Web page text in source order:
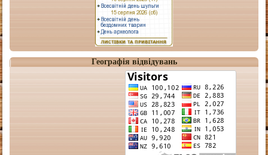
Географія відвідувань